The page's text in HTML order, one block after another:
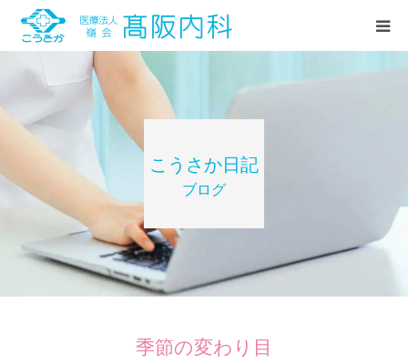
こうさか日記
ブログ
季節の変わり目
HOME
診療案内
当院紹介
お知らせ